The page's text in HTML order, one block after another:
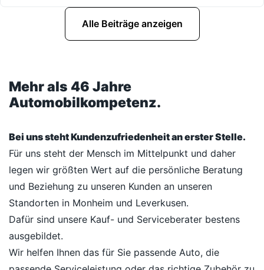
Alle Beiträge anzeigen
Mehr als 46 Jahre
Automobilkompetenz.
Bei uns steht Kundenzufriedenheit an erster Stelle.
Für uns steht der Mensch im Mittelpunkt und daher
legen wir größten Wert auf die persönliche Beratung
und Beziehung zu unseren Kunden an unseren
Standorten in Monheim und Leverkusen.
Dafür sind unsere Kauf- und Serviceberater bestens
ausgebildet.
Wir helfen Ihnen das für Sie passende Auto, die